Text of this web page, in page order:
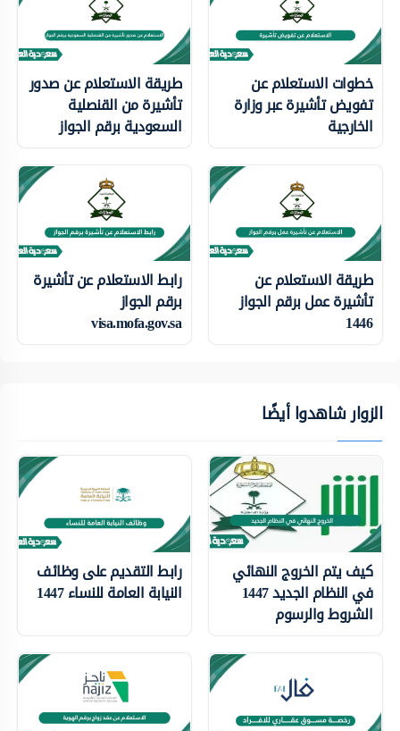
خطوات الاستعلام عن
تفويض تأشيرة عبر وزارة
الخارجية
طريقة الاستعلام عن صدور
تأشيرة من القنصلية
السعودية برقم الجواز
طريقة الاستعلام عن
تأشيرة عمل برقم الجواز
1446
رابط الاستعلام عن تأشيرة
برقم الجواز
visa.mofa.gov.sa
الزوار شاهدوا أيضًا
كيف يتم الخروج النهائي
في النظام الجديد 1447
الشروط والرسوم
رابط التقديم على وظائف
النيابة العامة للنساء 1447